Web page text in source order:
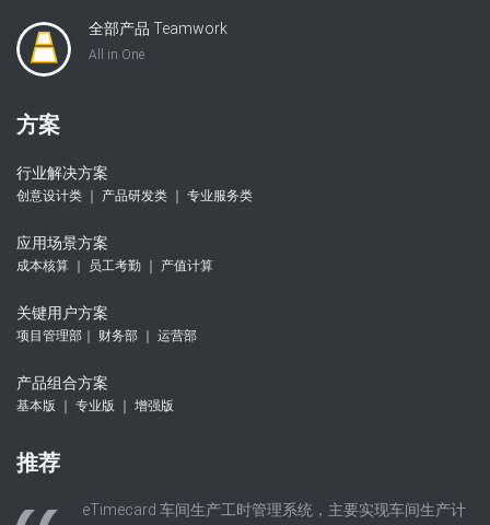
全部产品 Teamwork
All in One
方案
行业解决方案
创意设计类 ｜ 产品研发类 ｜ 专业服务类
应用场景方案
成本核算 ｜ 员工考勤 ｜ 产值计算
关键用户方案
项目管理部｜ 财务部 ｜ 运营部
产品组合方案
基本版 ｜ 专业版 ｜ 增强版
推荐
eTimecard 车间生产工时管理系统，主要实现车间生产计